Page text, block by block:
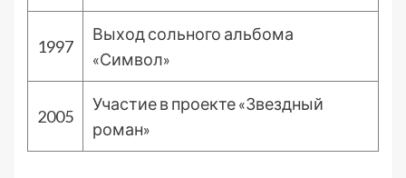
1997
Выход сольного альбома
«Символ»
2005
Участие в проекте «Звездный
роман»